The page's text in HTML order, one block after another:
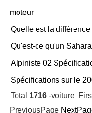
moteur
Quelle est la
Qu'est-ce qu'un
Alpiniste 02
Spécifications sur le
Total 1716 -voiture
PreviousPage